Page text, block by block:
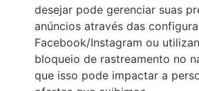
desejar pode gerenciar suas
anúncios através das
Facebook/Instagram ou
bloqueio de rastreamento no
que isso pode impactar a